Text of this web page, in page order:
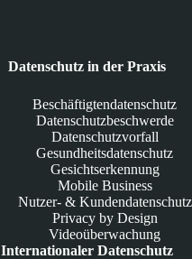
Datenschutz in der Praxis
Beschäftigtendatenschutz
Datenschutzbeschwerde
Datenschutzvorfall
Gesundheitsdatenschutz
Gesichtserkennung
Mobile Business
Nutzer- & Kundendatenschutz
Privacy by Design
Videoüberwachung
Internationaler Datenschutz